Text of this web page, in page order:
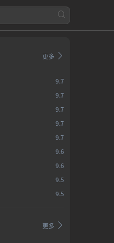
更多
9.7
9.7
9.7
9.7
9.7
9.6
9.6
9.5
9.5
更多